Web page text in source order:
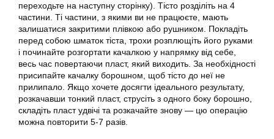
переходьте на наступну сторінку). Тісто розділіть на 4
частини. Ті частини, з якими ви не працюєте, мають
залишатися закритими плівкою або рушником. Покладіть
перед собою шматок тіста, трохи розплющіть його руками
і починайте розгортати качалкою у напрямку від себе,
весь час повертаючи пласт, який виходить. За необхідності
присипайте качалку борошном, щоб тісто до неї не
прилипало. Якщо хочете досягти ідеального результату,
розкачавши тонкий пласт, струсіть з одного боку борошно,
складіть пласт удвічі та розкачайте знову — цю операцію
можна повторити 5-7 разів.